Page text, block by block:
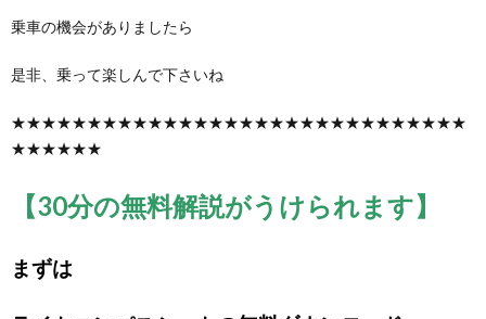
乗車の機会がありましたら
是非、乗って楽しんで下さいね
★★★★★★★★★★★★★★★★★★★★★★★★★★★★★★
★★★★★★
【30分の無料解説がうけられます】
まずは